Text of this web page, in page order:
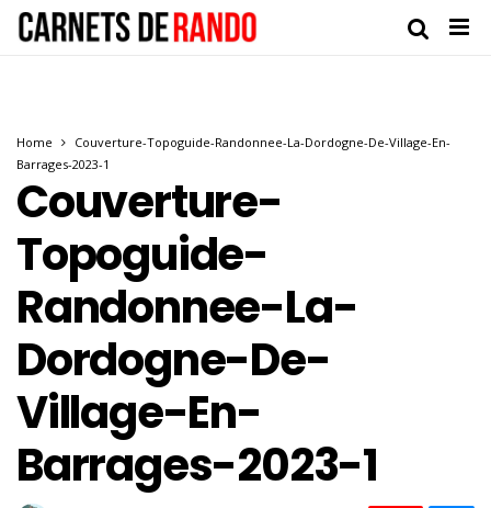
Home
Couverture-Topoguide-Randonnee-La-Dordogne-De-Village-En-
Barrages-2023-1
Couverture-
Topoguide-
Randonnee-La-
Dordogne-De-
Village-En-
Barrages-2023-1